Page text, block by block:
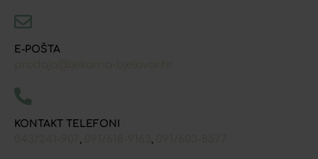
E-POŠTA
KONTAKT TELEFONI
, ,